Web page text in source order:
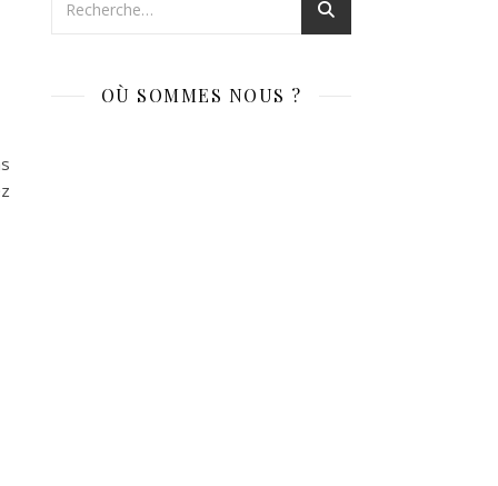
OÙ SOMMES NOUS ?